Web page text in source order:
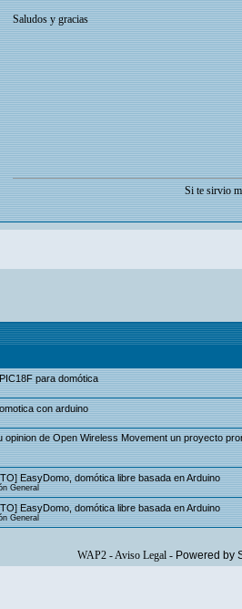
Saludos y gracias
Si te sirvio
para domótica
con arduino
opinion de Open Wireless Movement un proyecto
EasyDomo, domótica libre basada en Arduino
General
EasyDomo, domótica libre basada en Arduino
General
WAP2-Aviso Legal- Powered by